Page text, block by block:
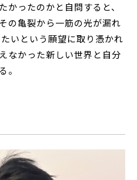
かったのかと自問すると、
の亀裂から一筋の光が漏れ
いという願望に取り憑かれ
なかった新しい世界と自分
。